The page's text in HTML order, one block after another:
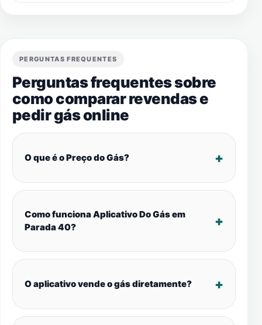
PERGUNTAS FREQUENTES
Perguntas frequentes sobre
como comparar revendas e
pedir gás online
O que é o Preço do Gás?
Como funciona Aplicativo Do Gás em
Parada 40?
O aplicativo vende o gás diretamente?